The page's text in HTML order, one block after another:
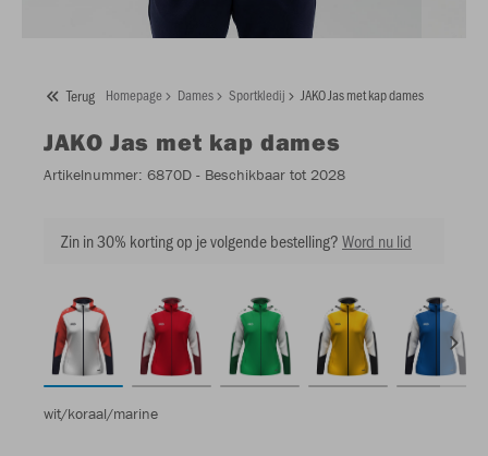
Terug Homepage Dames Sportkledij JAKO Jas met kap dames
JAKO Jas met kap dames
Artikelnummer: 6870D - Beschikbaar tot 2028
Zin in 30% korting op je volgende bestelling?Word nu lid
wit/koraal/marine